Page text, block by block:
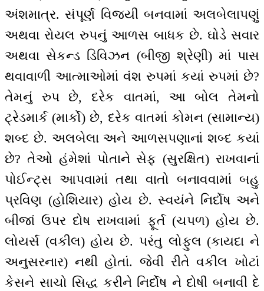
અંશમાત્ર. સંપૂર્ણ વિજયી બનવામાં અલબેલાપણું
અથવા રોયલ રુપનું આળસ બાધક છે. ઘોડે સવાર
અથવા સેકન્ડ ડિવિઝન (બીજી શ્રેણી) માં પાસ
થવાવાળી આત્માઓમાં વંશ રુપમાં કયાં રુપમાં છે?
તેમનું રુપ છે, દરેક વાતમાં, આ બોલ તેમનો
ટ્રેડમાર્ક (માર્કો) છે, દરેક વાતમાં કોમન (સામાન્ય)
શબ્દ છે. અલબેલા અને આળસપણાનાં શબ્દ કયાં
છે? તેઓ હંમેશાં પોતાને સેફ (સુરક્ષિત) રાખવાનાં
પોઈન્ટ્સ આપવામાં તથા વાતો બનાવવામાં બહુ
પ્રવિણ (હોશિયાર) હોય છે. સ્વયંને નિર્દોષ અને
બીજાં ઉપર દોષ રાખવામાં ફૂર્ત (ચપળ) હોય છે.
લોયર્સ (વકીલ) હોય છે. પરંતુ લોફુલ (કાયદા ને
અનુસરનાર) નથી હોતાં. જેવી રીતે વકીલ ખોટાં
કેસને સાચો સિદ્ધ કરીને નિર્દોષ ને દોષી બનાવી દે